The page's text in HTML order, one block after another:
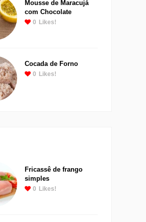
Mousse de Maracujá
com Chocolate
0 Likes!
Cocada de Forno
0 Likes!
Fricassê de frango
simples
0 Likes!